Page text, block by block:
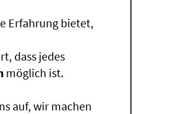
Erfahrung bietet,
dass jedes
möglich ist.
auf, wir machen